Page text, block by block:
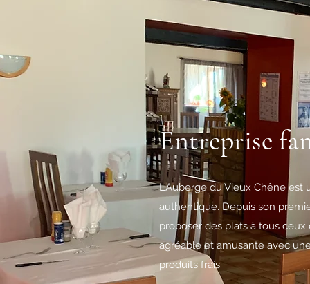
Entreprise
L’Auberge du Vieux Chêne
authentique. Depuis son
proposer des plats à tous
agréable et amusante avec
produits frais.